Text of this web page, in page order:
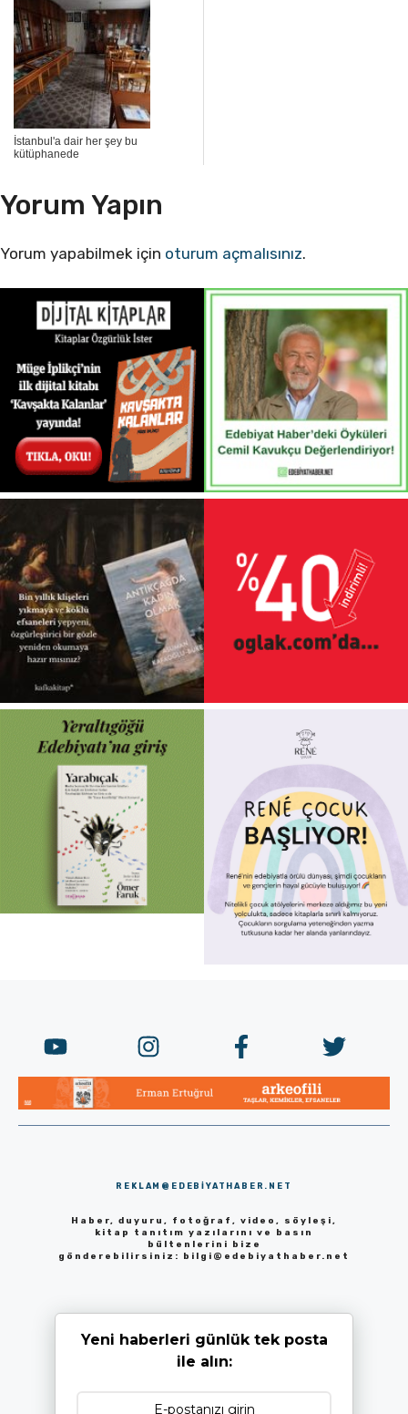
İstanbul'a dair her şey bu
kütüphanede
Yorum Yapın
Yorum yapabilmek için oturum açmalısınız.
REKLAM@EDEBIYATHABER.NET
Haber, duyuru, fotoğraf, video, söyleşi,
kitap tanıtım yazılarını ve basın
bültenlerini bize
gönderebilirsiniz:
bilgi@edebiyathaber.net
Yeni haberleri günlük tek posta
ile alın: